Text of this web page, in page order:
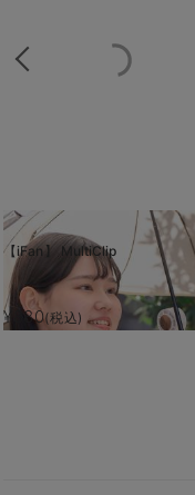
【iFan】 MultiClip
¥880(税込)